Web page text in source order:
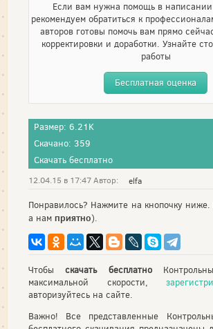
Если вам нужна помощь в
рекомендуем обратиться к
авторов готовы помочь вам прямо
корректировки и доработки. Узнайте
работы
Бесплатная оценка
Размер: 6.21K
Скачано: 359
Скачать бесплатно
12.04.15 в 17:47 Автор: elfa
Понравилось? Нажмите на кнопочку
а нам приятно).
Чтобыскачать бесплатно
максимальной скорости,
авторизуйтесь на сайте.
Важно! Все представленные